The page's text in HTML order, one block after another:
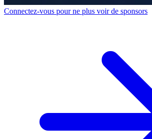
Connectez-vous pour ne plus voir de sponsors